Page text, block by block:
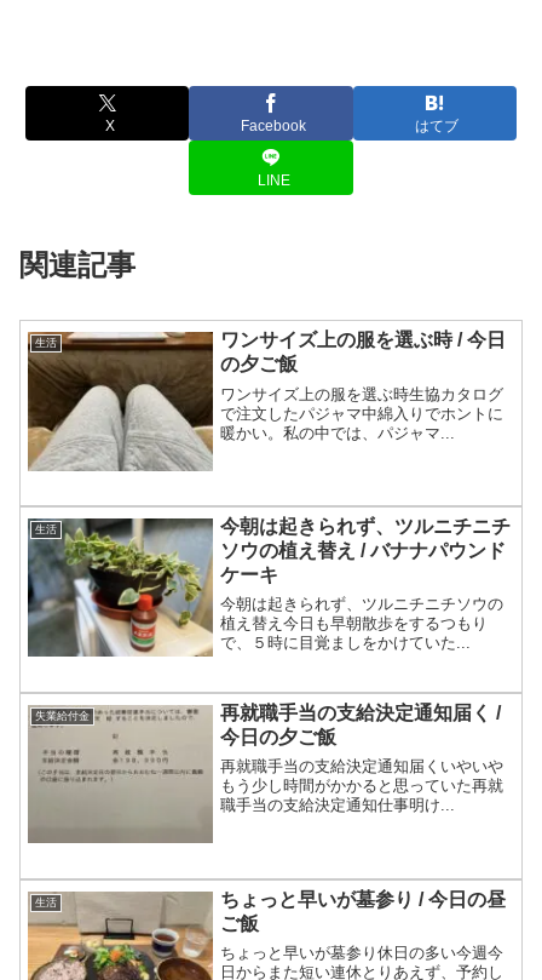
X Facebook はてブ
LINE
関連記事
生活
ワンサイズ上の服を選ぶ時 / 今日
の夕ご飯
ワンサイズ上の服を選ぶ時生協カタログ
で注文したパジャマ中綿入りでホントに
暖かい。私の中では、パジャマ...
生活
今朝は起きられず、ツルニチニチ
ソウの植え替え / バナナパウンド
ケーキ
今朝は起きられず、ツルニチニチソウの
植え替え今日も早朝散歩をするつもり
で、５時に目覚ましをかけていた...
失業給付金
再就職手当の支給決定通知届く /
今日の夕ご飯
再就職手当の支給決定通知届くいやいや
もう少し時間がかかると思っていた再就
職手当の支給決定通知仕事明け...
生活
ちょっと早いが墓参り / 今日の昼
ご飯
ちょっと早いが墓参り休日の多い今週今
日からまた短い連休とりあえず、予約し